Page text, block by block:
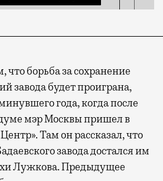
что борьба за сохранение
завода будет проиграна,
года, когда после
мэр Москвы пришел в
Там он рассказал, что
завода достался им
Лужкова. Предыдущее